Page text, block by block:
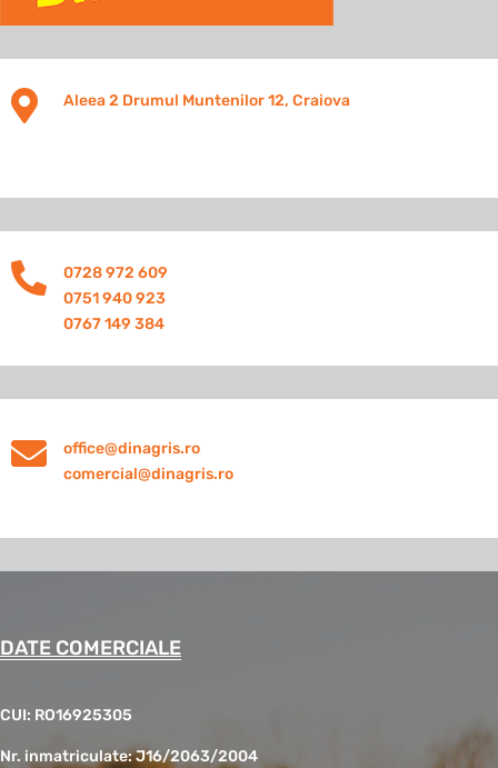
 Aleea 2 Drumul Muntenilor 12, Craiova

0728 972 609
0751 940 923
0767 149 384

office@dinagris.ro
comercial@dinagris.ro
DATE COMERCIALE
CUI: RO16925305
Nr. inmatriculate: J16/2063/2004